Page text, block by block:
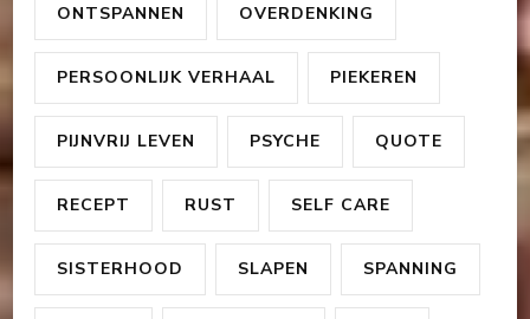
ONTSPANNEN OVERDENKING
PERSOONLIJK VERHAAL PIEKEREN
PIJNVRIJ LEVEN PSYCHE QUOTE
RECEPT RUST SELF CARE
SISTERHOOD SLAPEN SPANNING